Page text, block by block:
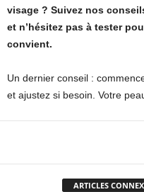
visage ? Suivez nos
et n’hésitez pas à tester
convient.
Un dernier conseil :
et ajustez si besoin. Votre
ARTICLES